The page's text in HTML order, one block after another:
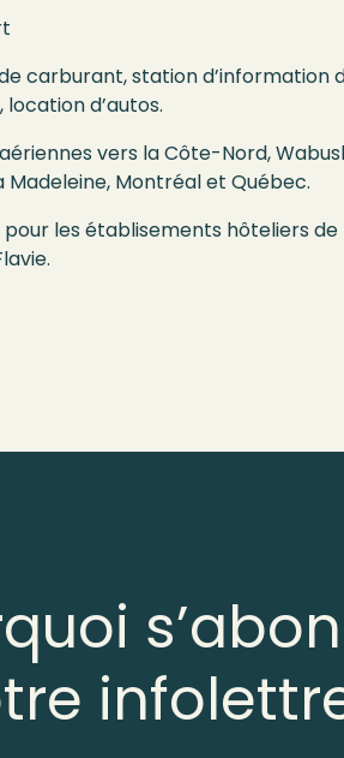
carburant, station d’information
d’autos.
vers la Côte-Nord,
Madeleine, Montréal et Québec.
les établisements hôteliers